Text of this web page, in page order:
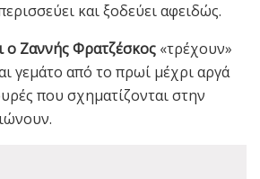
και ξοδεύει αφειδώς.
ο Ζαννής Φρατζέσκος «τρέχουν»
γεμάτο από το πρωί μέχρι αργά
που σχηματίζονται στην